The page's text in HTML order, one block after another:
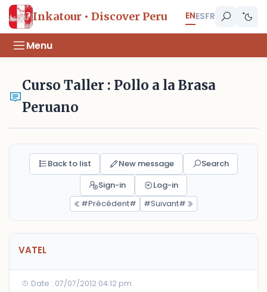
Inkatour • Discover Peru ENESFR
Menu
Curso Taller : Pollo a la Brasa
Peruano
Back to list New message
Search
Sign-in
Log-in
#Précédent#
#Suivant#
VATEL
Date : 07/07/2012 04:12 pm